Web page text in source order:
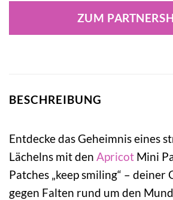
war:
14,90 €
ist:
ZUM
BESCHREIBUNG
Entdecke das Geheimnis eines
Lächelns mit den Apricot Mini
Patches „keep smiling“ – deiner
gegen Falten rund um den